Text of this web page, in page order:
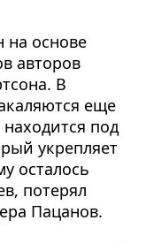
на основе
авторов
В
еще
под
укрепляет
осталось
потерял
Пацанов.